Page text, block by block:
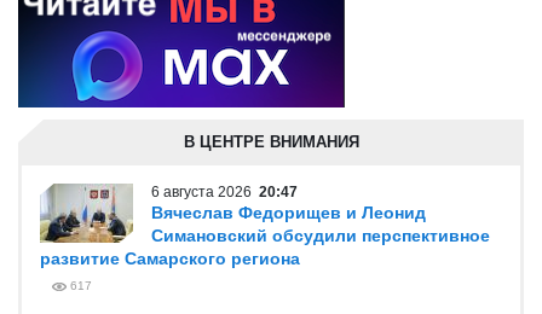
В ЦЕНТРЕ ВНИМАНИЯ
6 августа 2026 20:47
Вячеслав Федорищев и Леонид
Симановский обсудили перспективное
развитие Самарского региона
617